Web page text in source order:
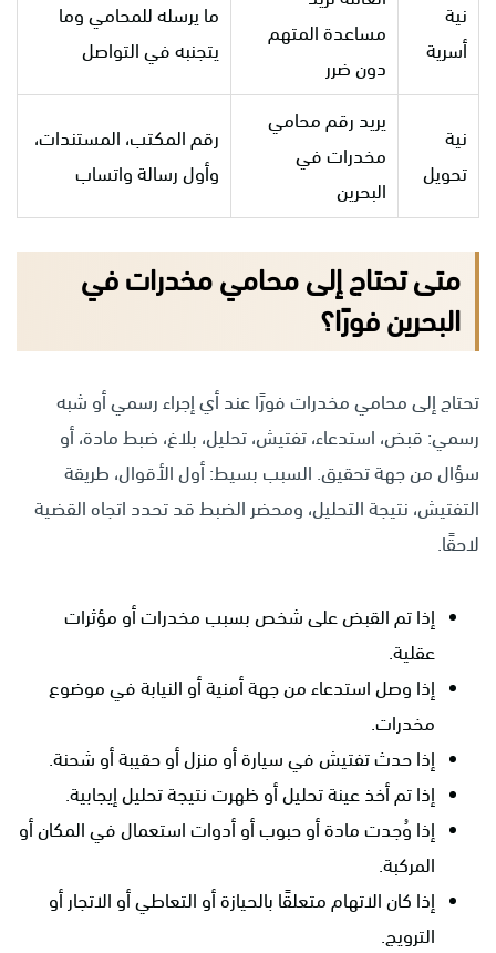
نية
أسرية
مساعدة المتهم
دون ضرر
ما يرسله للمحامي وما
يتجنبه في التواصل
نية
تحويل
يريد رقم محامي
مخدرات في
البحرين
رقم المكتب، المستندات،
وأول رسالة واتساب
متى تحتاج إلى محامي مخدرات في
البحرين فورًا؟
تحتاج إلى محامي مخدرات فورًا عند أي إجراء رسمي أو شبه
رسمي: قبض، استدعاء، تفتيش، تحليل، بلاغ، ضبط مادة، أو
سؤال من جهة تحقيق. السبب بسيط: أول الأقوال، طريقة
التفتيش، نتيجة التحليل، ومحضر الضبط قد تحدد اتجاه القضية
لاحقًا.
إذا تم القبض على شخص بسبب مخدرات أو مؤثرات
عقلية.
إذا وصل استدعاء من جهة أمنية أو النيابة في موضوع
مخدرات.
إذا حدث تفتيش في سيارة أو منزل أو حقيبة أو شحنة.
إذا تم أخذ عينة تحليل أو ظهرت نتيجة تحليل إيجابية.
إذا وُجدت مادة أو حبوب أو أدوات استعمال في المكان أو
المركبة.
إذا كان الاتهام متعلقًا بالحيازة أو التعاطي أو الاتجار أو
الترويج.